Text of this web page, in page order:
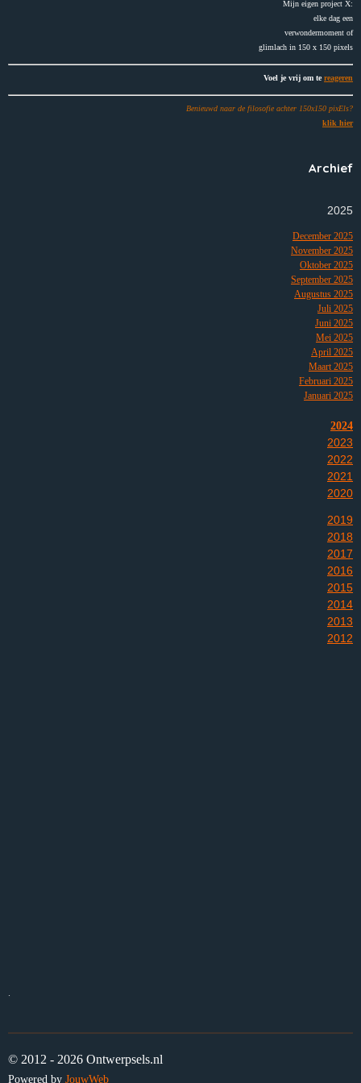
Mijn eigen project X:
elke dag een
verwondermoment of
glimlach in 150 x 150 pixels
Voel je vrij om te reageren
Benieuwd naar de filosofie achter 150x150 pixEls?
klik hier
Archief
2025
December 2025
November 2025
Oktober 2025
September 2025
Augustus 2025
Juli 2025
Juni 2025
Mei 2025
April 2025
Maart 2025
Februari 2025
Januari 2025
2024
2023
2022
2021
2020
2019
2018
2017
2016
2015
2014
2013
2012
.
© 2012 - 2026 Ontwerpsels.nl
Powered by JouwWeb